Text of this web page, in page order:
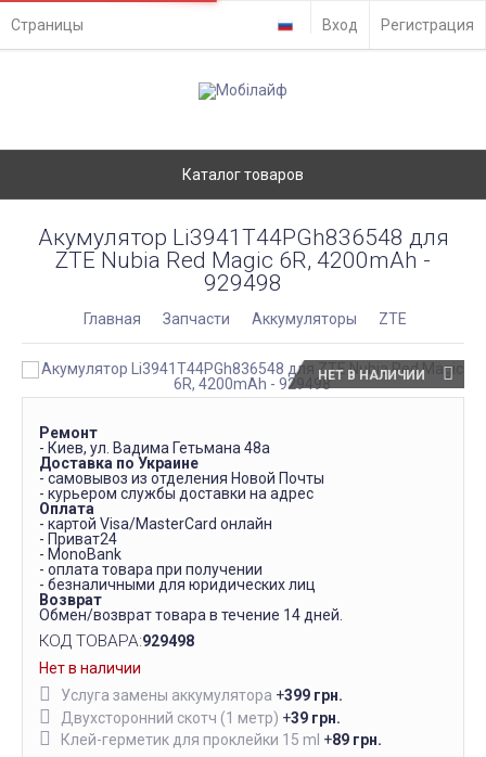
Страницы Вход Регистрация
Каталог товаров
Акумулятор Li3941T44PGh836548 для
ZTE Nubia Red Magic 6R, 4200mAh -
929498
Главная Запчасти Аккумуляторы ZTE
НЕТ В НАЛИЧИИ
Ремонт
- Киев, ул. Вадима Гетьмана 48а
Доставка по Украине
- самовывоз из отделения Новой Почты
- курьером службы доставки на адрес
Оплата
- картой Visa/MasterCard онлайн
- Приват24
- MonoBank
- оплата товара при получении
- безналичными для юридических лиц
Возврат
Обмен/возврат товара в течение 14 дней.
КОД ТОВАРА:929498
Нет в наличии
Услуга замены аккумулятора +399 грн.
Двухсторонний скотч (1 метр) +39 грн.
Клей-герметик для проклейки 15 ml +89 грн.